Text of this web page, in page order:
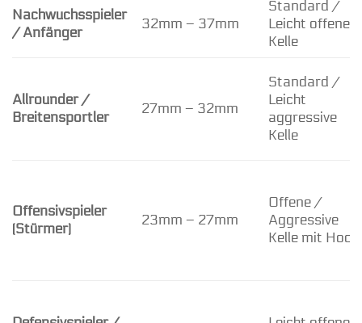
Nachwuchsspieler
/ Anfänger
32mm – 37mm
Standard /
Leicht offene
Kelle
Allrounder /
Breitensportler
27mm – 32mm
Standard /
Leicht
aggressive
Kelle
Offensivspieler
(Stürmer)
23mm – 27mm
Offene /
Aggressive
Kelle mit Hook